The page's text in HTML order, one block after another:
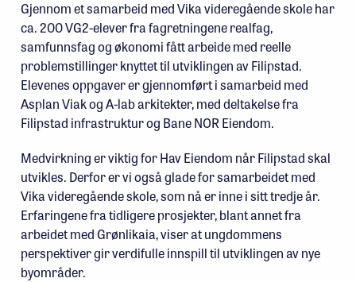
Gjennom et samarbeid med Vika videregående skole har
ca. 200 VG2-elever fra fagretningene realfag,
samfunnsfag og økonomi fått arbeide med reelle
problemstillinger knyttet til utviklingen av Filipstad.
Elevenes oppgaver er gjennomført i samarbeid med
Asplan Viak og A-lab arkitekter, med deltakelse fra
Filipstad infrastruktur og Bane NOR Eiendom.
Medvirkning er viktig for Hav Eiendom når Filipstad skal
utvikles. Derfor er vi også glade for samarbeidet med
Vika videregående skole, som nå er inne i sitt tredje år.
Erfaringene fra tidligere prosjekter, blant annet fra
arbeidet med Grønlikaia, viser at ungdommens
perspektiver gir verdifulle innspill til utviklingen av nye
byområder.